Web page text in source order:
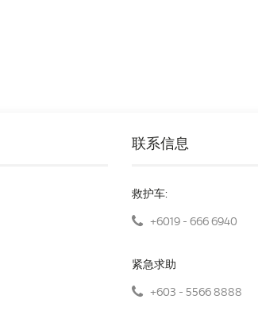
联系信息
救护车:
+6019 - 666 6940
紧急求助
+603 - 5566 8888